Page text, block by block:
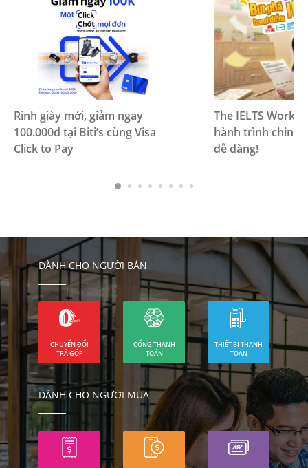
Rinh giày mới, giảm ngay
100.000đ tại Biti’s cùng Visa
Click to Pay
The IELTS
hành trình chinh
dễ dàng!
DÀNH CHO NGƯỜI BÁN
CHUYỂN ĐỔI
TRẢ GÓP
CỔNG THANH
TOÁN
THIẾT BỊ THANH
TOÁN
DÀNH CHO NGƯỜI MUA